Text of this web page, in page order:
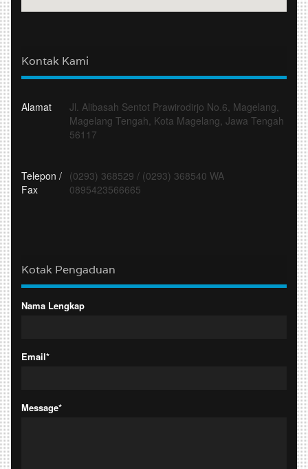
Kontak Kami
Alamat
Jl. Alibasah Sentot Prawirodirjo No.6, Magelang,
Magelang Tengah, Kota Magelang, Jawa Tengah
56117
Telepon /
Fax
(0293) 368529 / (0293) 368540 WA
0895423566665
Kotak Pengaduan
Nama Lengkap
Email*
Message*